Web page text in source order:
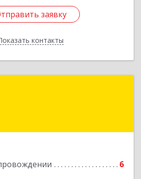
заявку
контакты
заявку
Назад
6
обл, Бердск, Ленина,